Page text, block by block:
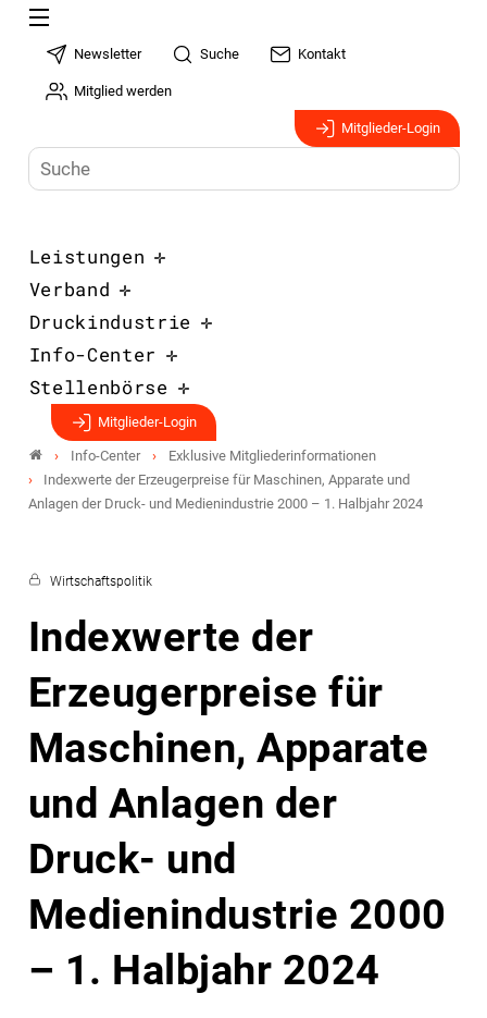
Newsletter Suche Kontakt
Mitglied werden
Mitglieder-Login
Leistungen
Verband
Druckindustrie
Info-Center
Stellenbörse
Mitglieder-Login
Info-Center
Exklusive Mitgliederinformationen
Indexwerte der Erzeugerpreise für Maschinen, Apparate und
Anlagen der Druck- und Medienindustrie 2000 – 1. Halbjahr 2024
Wirtschaftspolitik
Indexwerte der
Erzeugerpreise für
Maschinen, Apparate
und Anlagen der
Druck- und
Medienindustrie 2000
– 1. Halbjahr 2024